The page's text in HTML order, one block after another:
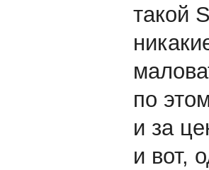
такой
по
и за
и вот,